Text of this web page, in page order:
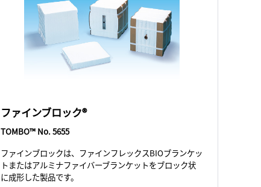
ファインブロック®
TOMBO™ No. 5655
ファインブロックは、ファインフレックスBIOブランケッ
トまたはアルミナファイバーブランケットをブロック状
に成形した製品です。